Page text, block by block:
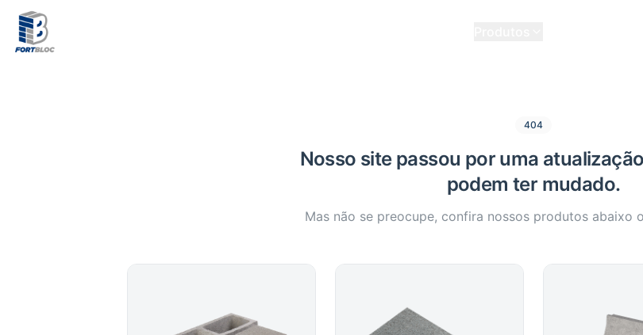
404
Nosso site passou por uma
podem ter mudado.
Mas não se preocupe, confira nossos produtos abaixo